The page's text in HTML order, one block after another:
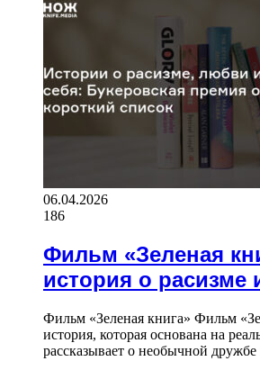
06.04.2026
186
Фильм «Зеленая
история о расизме
Фильм «Зеленая книга» Фильм
история, которая основана на
рассказывает о необычной